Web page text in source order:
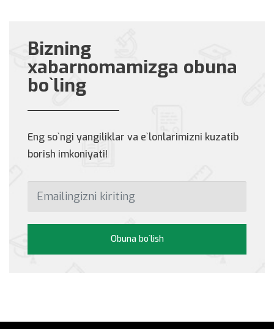
Bizning
xabarnomamizga obuna
bo`ling
Eng so`ngi yangiliklar va e`lonlarimizni kuzatib
borish imkoniyati!
Obuna bo`lish